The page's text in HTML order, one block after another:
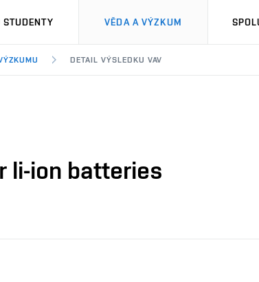
STUDENTY VĚDA A VÝZKUM
DETAIL VÝSLEDKU VAV
li-ion batteries